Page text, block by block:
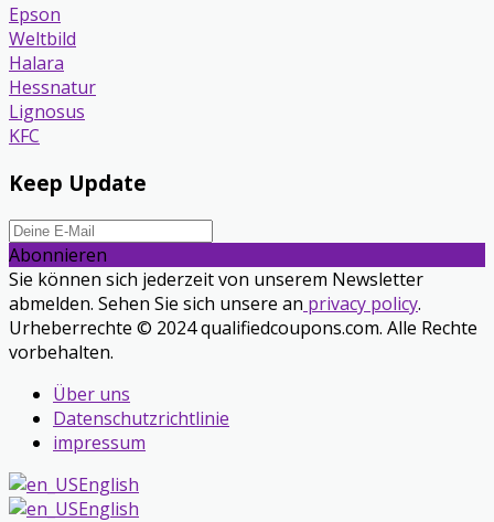
Epson
Weltbild
Halara
Hessnatur
Lignosus
KFC
Keep Update
Abonnieren
Sie können sich jederzeit von unserem Newsletter
abmelden. Sehen Sie sich unsere an privacy policy.
Urheberrechte © 2024 qualifiedcoupons.com. Alle Rechte
vorbehalten.
Über uns
Datenschutzrichtlinie
impressum
English
English